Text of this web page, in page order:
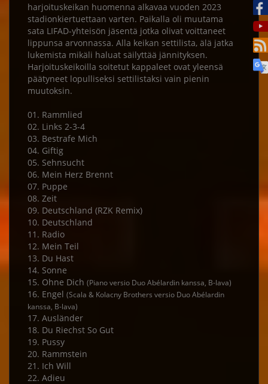
harjoituskeikan huomenna alkavaa vuoden 2023
stadionkiertuettaan varten. Paikalla oli muutama
sata LIFAD-yhteisön jäsentä jotka olivat voittaneet
lippunsa arvonnassa. Alla keikan settilista, älä jatka
lukemista mikäli haluat säilyttää jännityksen.
Harjoituskeikoilla soitetut kappaleet ovat yleensä
päätyneet lopulliseksi settilistaksi vain pienin
muutoksin.
01. Rammlied
02. Links 2-3-4
03. Bestrafe Mich
04. Giftig
05. Sehnsucht
06. Mein Herz Brennt
07. Puppe
08. Zeit
09. Deutschland (RZK Remix)
10. Deutschland
11. Radio
12. Mein Teil
13. Du Hast
14. Sonne
15. Ohne Dich (Piano versio Duo Abélardin kanssa, B-lava)
16. Engel (Scala & Kolacny Brothers versio Duo Abélardin
kanssa, B-lava)
17. Ausländer
18. Du Riechst So Gut
19. Pussy
20. Rammstein
21. Ich Will
22. Adieu